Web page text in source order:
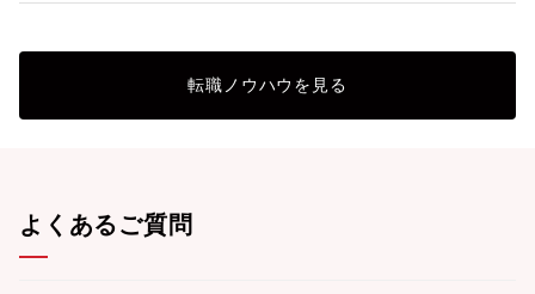
転職ノウハウを見る
よくあるご質問